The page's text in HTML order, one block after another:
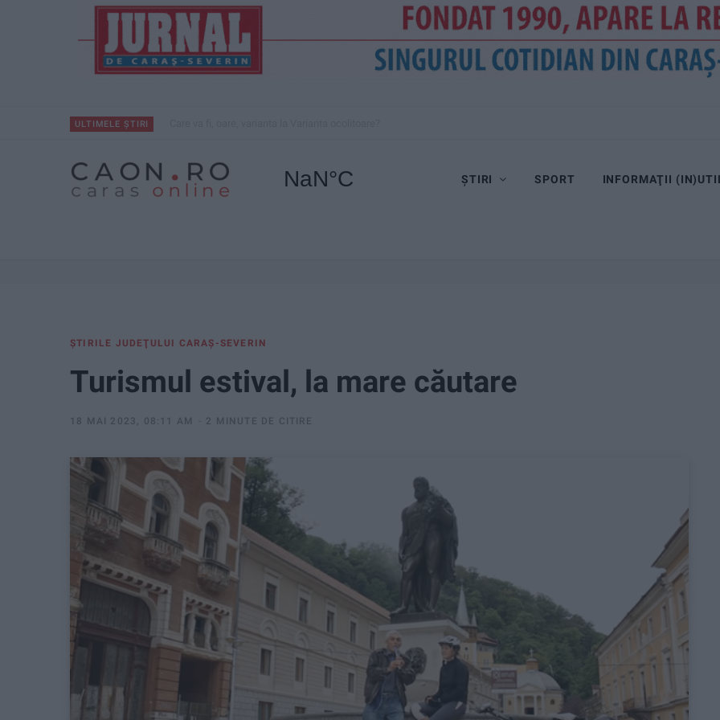
ULTIMELE ȘTIRI
ȘTIRI SPORT INFORMAŢII
ŞTIRILE JUDEŢULUI CARAŞ-SEVERIN
Turismul estival, la mare căutare
18 MAI 2023, 08:11 AM 2 MINUTE DE CITIRE